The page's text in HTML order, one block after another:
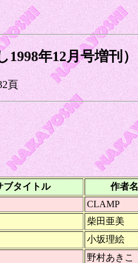
年12月号増刊）
頁
ブタイトル 作者名
CLAMP
柴田亜美
小坂理絵
野村あきこ